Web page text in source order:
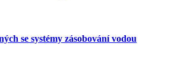
se systémy zásobování vodou